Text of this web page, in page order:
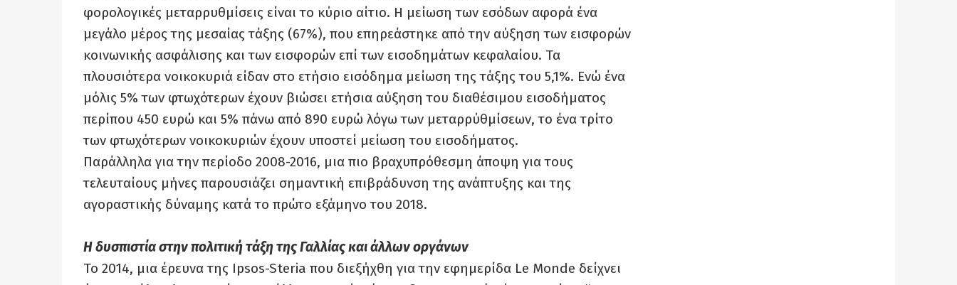
φορολογικές μεταρρυθμίσεις είναι το κύριο αίτιο. Η μείωση των εσόδων αφορά ένα
μεγάλο μέρος της μεσαίας τάξης (67%), που επηρεάστηκε από την αύξηση των εισφορών
κοινωνικής ασφάλισης και των εισφορών επί των εισοδημάτων κεφαλαίου. Τα
πλουσιότερα νοικοκυριά είδαν στο ετήσιο εισόδημα μείωση της τάξης του 5,1%. Ενώ ένα
μόλις 5% των φτωχότερων έχουν βιώσει ετήσια αύξηση του διαθέσιμου εισοδήματος
περίπου 450 ευρώ και 5% πάνω από 890 ευρώ λόγω των μεταρρύθμίσεων, το ένα τρίτο
των φτωχότερων νοικοκυριών έχουν υποστεί μείωση του εισοδήματος.
Παράλληλα για την περίοδο 2008-2016, μια πιο βραχυπρόθεσμη άποψη για τους
τελευταίους μήνες παρουσιάζει σημαντική επιβράδυνση της ανάπτυξης και της
αγοραστικής δύναμης κατά το πρώτο εξάμηνο του 2018.
Η δυσπιστία στην πολιτική τάξη της Γαλλίας και άλλων οργάνων
Το 2014, μια έρευνα της Ipsos-Steria που διεξήχθη για την εφημερίδα Le Monde δείχνει